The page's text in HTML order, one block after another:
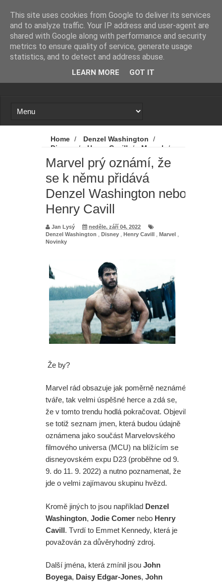
Loading...
Home / Denzel Washington
/
Disney
/ Henry Cavill / Marvel
/
Novinky
/
Marvel prý oznámí, že se k
němu přidává Denzel Washington nebo
Henry Cavill
Marvel prý oznámí, že
se k němu přidává
Denzel Washington nebo
Henry Cavill
Jan Lysý
neděle, září 04, 2022
Denzel Washington
Disney Henry Cavill Marvel
Novinky
Že by?
Marvel rád obsazuje jak poměrně neznámé
tváře, tak velmi úspěšné herce a zdá se,
že v tomto trendu hodlá pokračovat. Objevil
se totiž seznam jmen, která budou údajně
oznámena jako součást Marvelovského
filmového universa (MCU) na blížícím se
disneyovském expu D23 (proběhne od 9.
9. do 11. 9. 2022) a nutno poznamenat, že
jde o velmi zajímavou skupinu hvězd.
Kromě jiných to jsou například Denzel
Washington, Jodie Comer nebo Henry
Cavill. Tvrdí to Emmet Kennedy, která je
považován za důvěryhodný zdroj.
Další jména, která zmínil jsou John
Boyega, Daisy Edgar-Jones, John
This site uses cookies from Google to deliver its services
and to analyze traffic. Your IP address and user-agent are
shared with Google along with performance and security
metrics to ensure quality of service, generate usage
statistics, and to detect and address abuse.
LEARN MORE GOT IT